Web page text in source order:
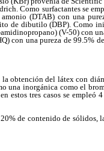
Como surfactantes se
(DTAB) con una
de dibutilo (DBP). Como
(V-50) con
con una pureza de 99.5%
obtención del látex con
una inorgánica como el
estos tres casos se empleó
de contenido de sólidos,